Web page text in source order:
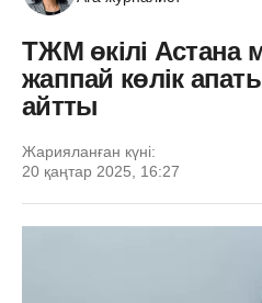
ТЖМ өкілі Астана
жаппай көлік
айтты
Жарияланған күні:
20 қаңтар 2025, 16:27